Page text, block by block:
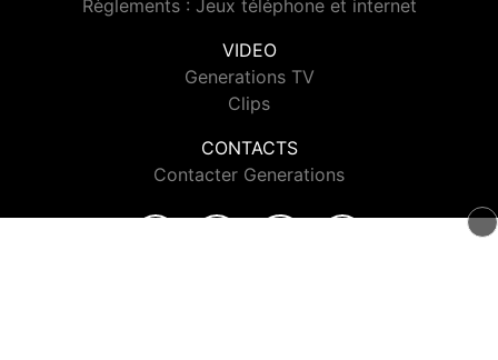
Règlements : Jeux téléphone et internet
VIDEO
Generations TV
Clips
CONTACTS
Contacter Generations